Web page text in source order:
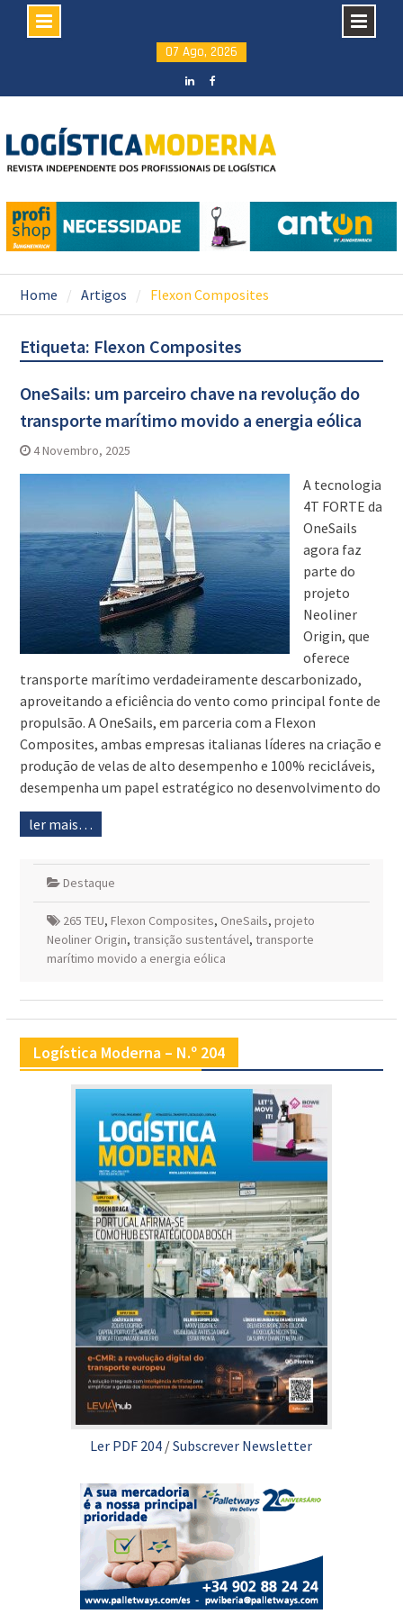
content
07 Ago, 2026
Home Artigos Flexon Composites
Etiqueta: Flexon Composites
OneSails: um parceiro chave na revolução do
transporte marítimo movido a energia eólica
4 Novembro, 2025
A tecnologia
4T FORTE da
OneSails
agora faz
parte do
projeto
Neoliner
Origin, que
oferece
transporte marítimo verdadeiramente descarbonizado,
aproveitando a eficiência do vento como principal fonte de
propulsão. A OneSails, em parceria com a Flexon
Composites, ambas empresas italianas líderes na criação e
produção de velas de alto desempenho e 100% recicláveis,
desempenha um papel estratégico no desenvolvimento do
ler mais…
Destaque
265 TEU, Flexon Composites, OneSails, projeto
Neoliner Origin, transição sustentável, transporte
marítimo movido a energia eólica
Logística Moderna – N.º 204
Ler PDF 204 /Subscrever Newsletter